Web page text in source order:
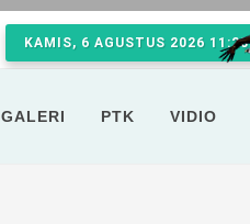
KAMIS, 6 AGUSTUS 2026
GALERI PTK VIDIO